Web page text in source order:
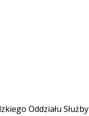
Oddziału Służby